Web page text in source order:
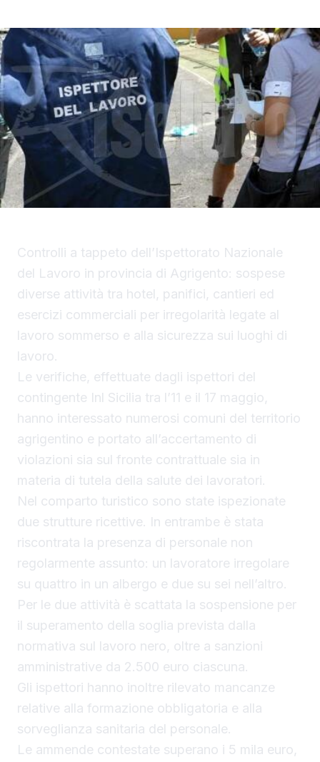
Controlli a tappeto dell’Ispettorato Nazionale
del Lavoro in provincia di Agrigento: sospese
diverse attività tra hotel, panifici, cantieri ed
esercizi commerciali per irregolarità legate al
lavoro sommerso e alla sicurezza sui luoghi di
lavoro.
Le verifiche, effettuate dagli ispettori del
contingente Inl Sicilia tra l’11 e il 17 maggio,
hanno interessato numerosi comuni del territorio
agrigentino e portato all’accertamento di
violazioni sia sul fronte contrattuale sia in
materia di tutela della salute dei lavoratori.
Nel comparto turistico sono state ispezionate
due strutture ricettive. In entrambe è stata
riscontrata la presenza di personale non
regolarmente assunto: un lavoratore irregolare
su quattro in un albergo e due su sei nell’altro.
Per le due attività è scattata la sospensione per
il superamento della soglia prevista dalla
normativa sul lavoro nero, oltre a sanzioni
amministrative da 2.500 euro ciascuna.
Gli ispettori hanno inoltre rilevato mancanze
relative alla formazione obbligatoria e alla
sorveglianza sanitaria del personale.
Le ammende contestate superano i 5 mila euro,